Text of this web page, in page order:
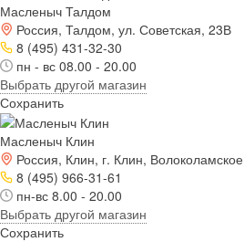
Масленыч Талдом
Россия, Талдом, ул. Советская, 23В
8 (495) 431-32-30
пн - вс 08.00 - 20.00
Выбрать другой магазин
Сохранить
Масленыч Клин
Россия, Клин, г. Клин,
8 (495) 966-31-61
пн-вс 8.00 - 20.00
Выбрать другой магазин
Сохранить